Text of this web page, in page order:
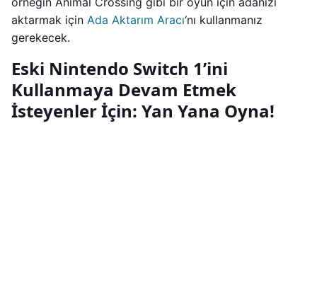
aktarmak için Ada Aktarım Aracı‘nı kullanmanız
gerekecek.
Eski Nintendo Switch 1’ini
Kullanmaya Devam Etmek
İsteyenler İçin: Yan Yana Oyna!